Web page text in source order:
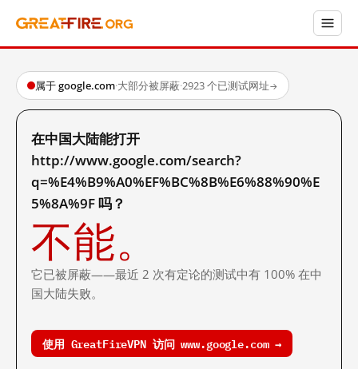
属于 google.com·大部分被屏蔽·2923 个已测试网址→
在中国大陆能打开
http://www.google.com/search?
q=%E4%B9%A0%EF%BC%8B%E6%88%90%E
5%8A%9F 吗？
不能。
它已被屏蔽——最近 2 次有定论的测试中有 100% 在中
国大陆失败。
使用 GreatFireVPN 访问 www.google.com →